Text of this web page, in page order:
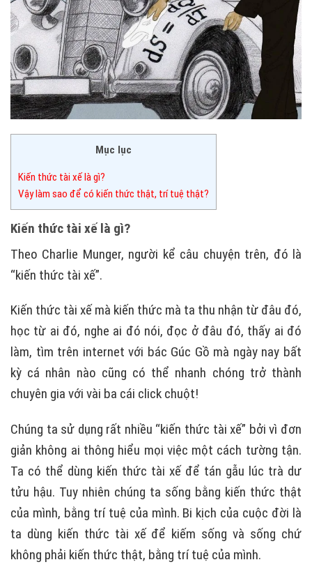
Mục lục
Kiến thức tài xế là gì?
Vậy làm sao để có kiến thức thật, trí tuệ thật?
Kiến thức tài xế là gì?
Theo Charlie Munger, người kể câu chuyện trên, đó là
“kiến thức tài xế”.
Kiến thức tài xế mà kiến thức mà ta thu nhận từ đâu đó,
học từ ai đó, nghe ai đó nói, đọc ở đâu đó, thấy ai đó
làm, tìm trên internet với bác Gúc Gồ mà ngày nay bất
kỳ cá nhân nào cũng có thể nhanh chóng trở thành
chuyên gia với vài ba cái click chuột!
Chúng ta sử dụng rất nhiều “kiến thức tài xế” bởi vì đơn
giản không ai thông hiểu mọi việc một cách tường tận.
Ta có thể dùng kiến thức tài xế để tán gẫu lúc trà dư
tửu hậu. Tuy nhiên chúng ta sống bằng kiến thức thật
của mình, bằng trí tuệ của mình. Bi kịch của cuộc đời là
ta dùng kiến thức tài xế để kiếm sống và sống chứ
không phải kiến thức thật, bằng trí tuệ của mình.